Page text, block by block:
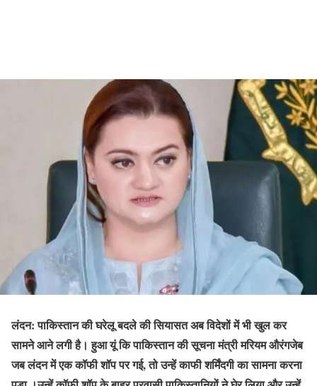
लंदन:पाकिस्तान की घरेलू बदले की सियासत अब विदेशों में भी खुल कर
सामने आने लगी है। हुआ यूं कि पाकिस्तान की सूचना मंत्री मरियम औरंगजेब
जब लंदन में एक कॉफी शॉप पर गई, तो उन्हें काफी शर्मिंदगी का सामना करना